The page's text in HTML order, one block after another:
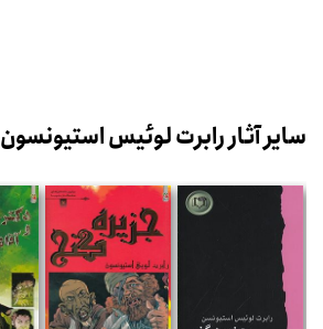
سایر آثار رابرت لوئیس استیونسون